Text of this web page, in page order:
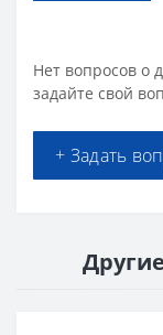
Нет вопросов о
задайте свой
+ Задать